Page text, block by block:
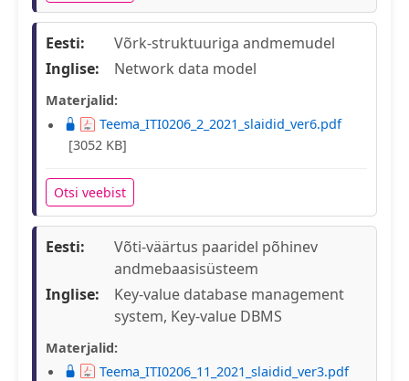
Eesti:
Võrk-struktuuriga andmemudel
Inglise:
Network data model
Materjalid:
Teema_ITI0206_2_2021_slaidid_ver6.pdf
[3052 KB]
Otsi veebist
Eesti:
Võti-väärtus paaridel põhinev
andmebaasisüsteem
Inglise:
Key-value database management
system, Key-value DBMS
Materjalid:
Teema_ITI0206_11_2021_slaidid_ver3.pdf